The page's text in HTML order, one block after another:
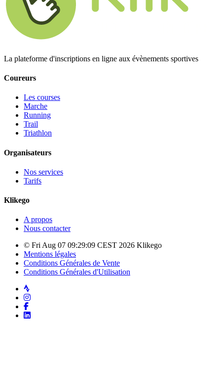
La plateforme d'inscriptions en ligne aux évènements sportives
Coureurs
Les courses
Marche
Running
Trail
Triathlon
Organisateurs
Nos services
Tarifs
Klikego
A propos
Nous contacter
© Fri Aug 07 09:29:09 CEST 2026 Klikego
Mentions légales
Conditions Générales de Vente
Conditions Générales d'Utilisation
Strava
Instagram
Facebook